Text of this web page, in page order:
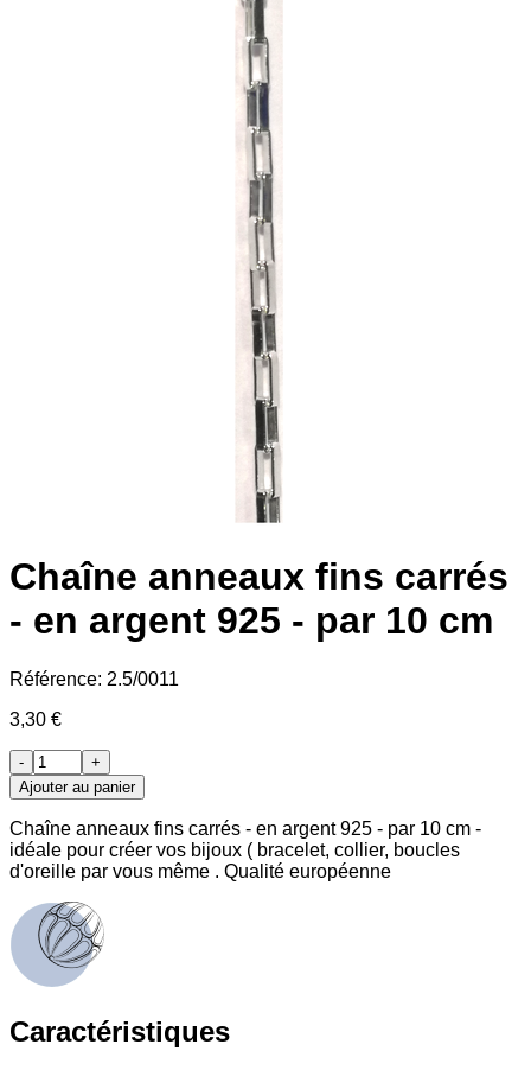
Chaîne anneaux fins carrés
- en argent 925 - par 10 cm
Référence: 2.5/0011
3,30 €
-
+
Ajouter au panier
Chaîne anneaux fins carrés - en argent 925 - par 10 cm -
idéale pour créer vos bijoux ( bracelet, collier, boucles
d'oreille par vous même . Qualité européenne
Caractéristiques